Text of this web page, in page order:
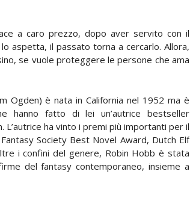
a caro prezzo, dopo aver servito con il
aspetta, il passato torna a cercarlo. Allora,
se vuole proteggere le persone che ama
Ogden) è nata in California nel 1952 ma è
hanno fatto di lei un’autrice bestseller
L’autrice ha vinto i premi più importanti per il
Society Best Novel Award, Dutch Elf
i confini del genere, Robin Hobb è stata
del fantasy contemporaneo, insieme a